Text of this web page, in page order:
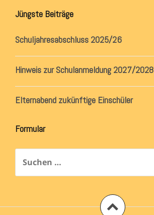
Jüngste Beiträge
Schuljahresabschluss 2025/26
Hinweis zur Schulanmeldung 2027/2028
Elternabend zukünftige Einschüler
Formular
nach: